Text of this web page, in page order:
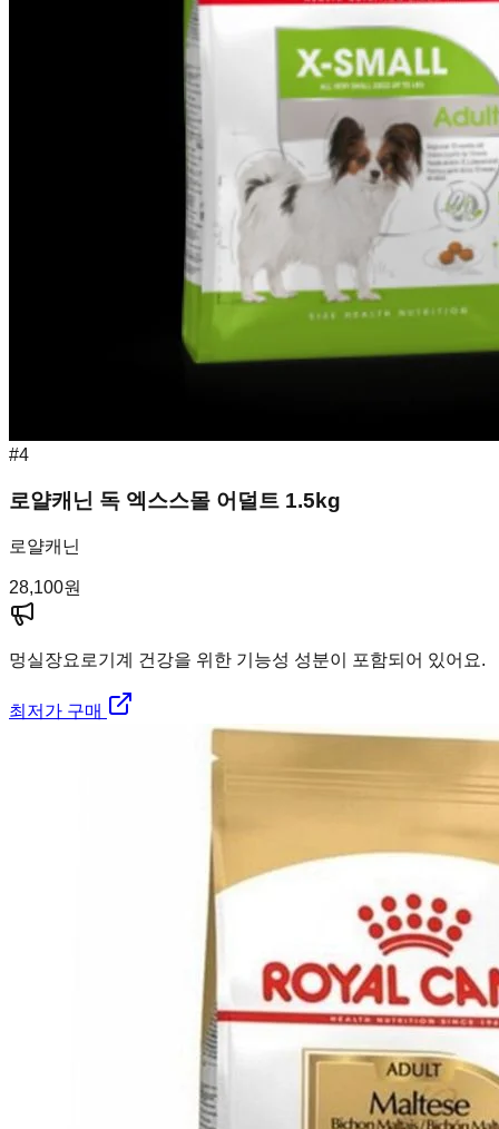
#4
로얄캐닌 독 엑스스몰 어덜트 1.5kg
로얄캐닌
28,100원
멍실장요로기계 건강을 위한 기능성 성분이 포함되어 있어요.
최저가 구매